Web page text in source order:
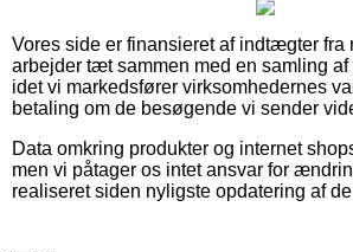
Vores side er finansieret af indtægter fra
arbejder tæt sammen med en samling
idet vi markedsfører virksomhedernes
betaling om de besøgende vi sender
Data omkring produkter og internet
men vi påtager os intet ansvar for
realiseret siden nyligste opdatering af